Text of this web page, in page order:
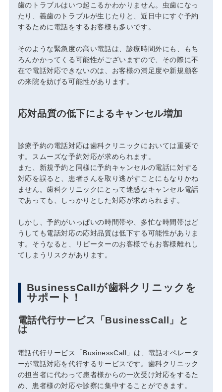
歯のトラブルはいつ起こるかわかりません。虫歯になっ
たり、義歯のトラブルが生じたりと、近日中にすぐ予約
するために電話をするお客様も多いです。
そのような緊急度の高い電話は、診療時間外にも、もち
ろんかかってくる可能性がございますので、その際に不
在で電話対応できないのは、お客様の満足度や新規顧客
の来院を妨げる可能性があります。
応対品質の低下によるキャンセル増加
診療予約の電話対応は歯科クリニックにおいては重要で
す。スムーズな予約対応が求められます。
また、新規予約と同様に予約キャンセルの電話に対する
対応を誤ると、患者さんを取り逃がすことにもなりかね
ません。歯科クリニックにとって迷惑なキャンセル電話
であっても、しっかりとした対応が求められます。
しかし、予約がいっぱいの時間帯や、多忙な時間帯はど
うしても電話対応の応対品質は低下する可能性がありま
す。そうなると、リピーターのお客様でもお客様離れし
てしまうリスクがあります。
BusinessCallが歯科クリニックを
サポート！
電話代行サービス「BusinessCall」と
は
電話代行サービス「BusinessCall」は、電話オペレータ
ーが電話対応を代行するサービスです。歯科クリニック
の担当者に代わって患者様からの一次受け対応をするた
め、患者様の対応や診察に集中することができます。